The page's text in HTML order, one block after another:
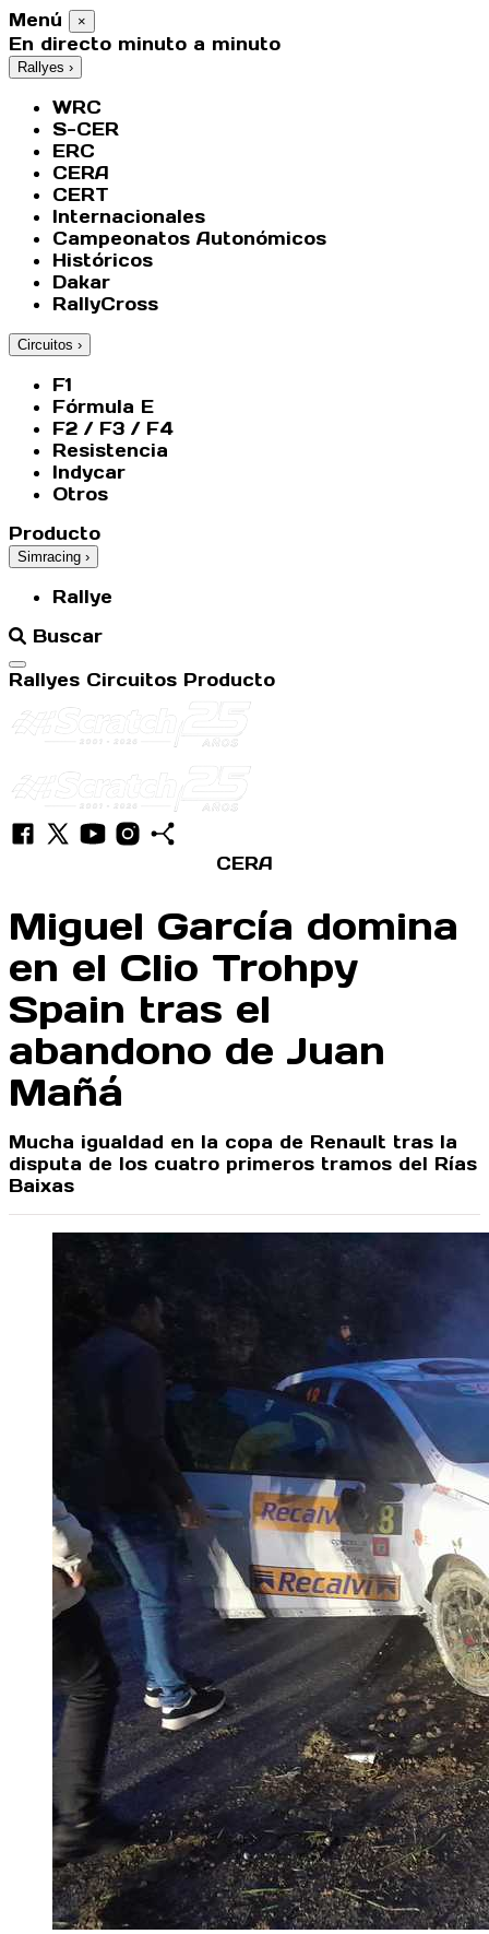
Menú ×
En directo minuto a minuto
Rallyes ›
WRC
S-CER
ERC
CERA
CERT
Internacionales
Campeonatos Autonómicos
Históricos
Dakar
RallyCross
Circuitos ›
F1
Fórmula E
F2 / F3 / F4
Resistencia
Indycar
Otros
Producto
Simracing ›
Rallye
Buscar
Abrir menú
Rallyes Circuitos Producto
CERA
Miguel García domina
en el Clio Trohpy
Spain tras el
abandono de Juan
Mañá
Mucha igualdad en la copa de Renault tras la
disputa de los cuatro primeros tramos del Rías
Baixas